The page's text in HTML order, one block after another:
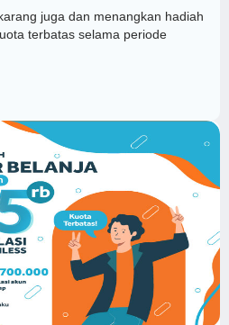
juga dan menangkan hadiah
terbatas selama periode